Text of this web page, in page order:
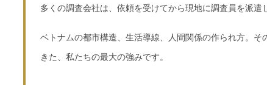
多くの調査会社は、依頼を受けてから現地に調査員を派
ベトナムの都市構造、生活導線、人間関係の作られ方。
きた、私たちの最大の強みです。